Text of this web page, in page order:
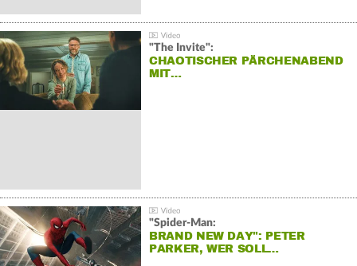
"The Invite":
CHAOTISCHER PÄRCHENABEND
MIT…
"Spider-Man:
BRAND NEW DAY": PETER
PARKER, WER SOLL…